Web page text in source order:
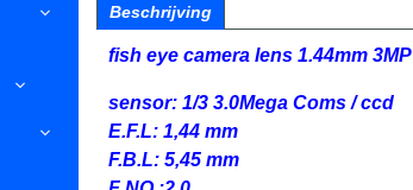
Beschrijving
fish eye camera lens 1.44mm 3MP
sensor: 1/3 3.0Mega Coms / ccd
E.F.L: 1,44 mm
F.B.L: 5,45 mm